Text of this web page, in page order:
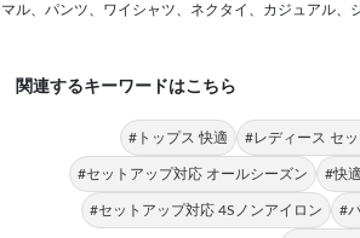
マル、パンツ、ワイシャツ、ネクタイ、カジュアル、
関連するキーワードはこちら
#トップス 快適 #レディース セ
#セットアップ対応 オールシーズン #快
#セットアップ対応 4Sノンアイロン #